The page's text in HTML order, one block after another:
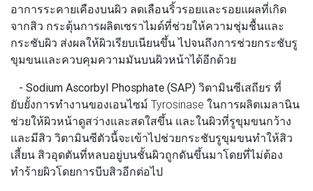
อาการระคายเคืองบนผิว ลดเลือนริ้วรอยและรอยแผลที่เกิด
จากสิว กระตุ้นการผลิตเซราไมด์ที่ช่วยให้ความชุ่มชื้นและ
กระชับผิว ส่งผลให้ผิวเรียบเนียนขึ้น ไปจนถึงการช่วยกระชับรู
ขุมขนและควบคุมความมันบนผิวหน้าได้อีกด้วย
- Sodium Ascorbyl Phosphate (SAP) วิตามินซีเสถียร ที่
ยับยั้งการทำงานของเอนไซม์ Tyrosinase ในการผลิตเมลานิน
ช่วยให้ผิวหน้าดูสว่างและสดใสขึ้น และในผิวที่รูขุมขนกว้าง
และมีสิว วิตามินซีตัวนี้จะเข้าไปช่วยกระชับรูขุมขนทำให้สิว
เสี้ยน สิวอุดตันที่หลบอยู่บนชั้นผิวถูกดันขึ้นมาโดยที่ไม่ต้อง
ทำร้ายผิวโดยการบีบสิวอีกต่อไป